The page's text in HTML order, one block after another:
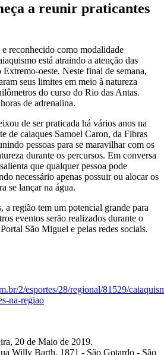
a reunir praticantes
reconhecido como modalidade
está atraindo a atenção das
Extremo-oeste. Neste final de semana,
seus limites em meio à natureza
do curso do Rio das Antas.
de adrenalina.
de ser praticada há vários anos na
de caiaques Samoel Caron, da Fibras
pessoas para se maravilhar com os
durante os percursos. Em conversa
que qualquer pessoa pode
necessário apenas possuir ou alocar os
se lançar na água.
a região tem um potencial grande para
eventos serão realizados durante o
São Miguel e pelas redes sociais.
2/esportes/28/regional/81529/
na-regiao
20 de Maio de 2019.
Willy Barth, 1871 - São Gotardo - São